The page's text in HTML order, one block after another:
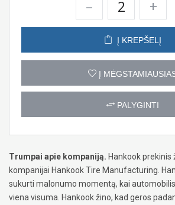
– +
Į KREPŠELĮ
Į
PALYGINTI
Trumpai apie kompaniją. Hankook prekinis
kompanijai Hankook Tire Manufacturing.
sukurti malonumo momentą, kai
viena visuma. Hankook žino, kad geros